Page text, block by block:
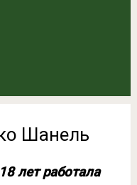
Шанель
лет работала